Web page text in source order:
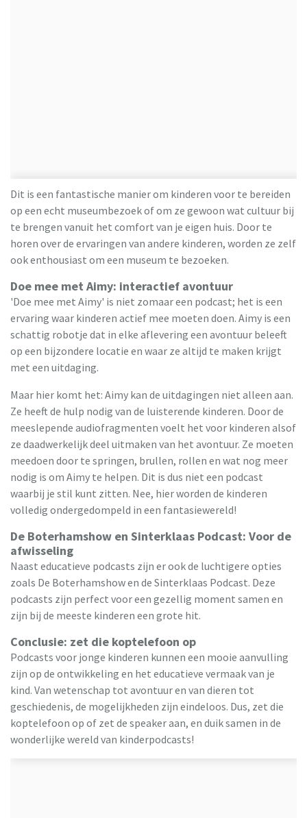
Dit is een fantastische manier om kinderen voor te bereiden
op een echt museumbezoek of om ze gewoon wat cultuur bij
te brengen vanuit het comfort van je eigen huis. Door te
horen over de ervaringen van andere kinderen, worden ze zelf
ook enthousiast om een museum te bezoeken.
Doe mee met Aimy: interactief avontuur
'Doe mee met Aimy' is niet zomaar een podcast; het is een
ervaring waar kinderen actief mee moeten doen. Aimy is een
schattig robotje dat in elke aflevering een avontuur beleeft
op een bijzondere locatie en waar ze altijd te maken krijgt
met een uitdaging.
Maar hier komt het: Aimy kan de uitdagingen niet alleen aan.
Ze heeft de hulp nodig van de luisterende kinderen. Door de
meeslepende audiofragmenten voelt het voor kinderen alsof
ze daadwerkelijk deel uitmaken van het avontuur. Ze moeten
meedoen door te springen, brullen, rollen en wat nog meer
nodig is om Aimy te helpen. Dit is dus niet een podcast
waarbij je stil kunt zitten. Nee, hier worden de kinderen
volledig ondergedompeld in een fantasiewereld!
De Boterhamshow en Sinterklaas Podcast: Voor de
afwisseling
Naast educatieve podcasts zijn er ook de luchtigere opties
zoals De Boterhamshow en de Sinterklaas Podcast. Deze
podcasts zijn perfect voor een gezellig moment samen en
zijn bij de meeste kinderen een grote hit.
Conclusie: zet die koptelefoon op
Podcasts voor jonge kinderen kunnen een mooie aanvulling
zijn op de ontwikkeling en het educatieve vermaak van je
kind. Van wetenschap tot avontuur en van dieren tot
geschiedenis, de mogelijkheden zijn eindeloos. Dus, zet die
koptelefoon op of zet de speaker aan, en duik samen in de
wonderlijke wereld van kinderpodcasts!